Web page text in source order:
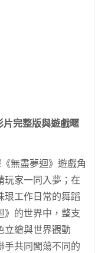
片完整版與遊戲暱
無盡夢迴》遊戲角
玩家一同入夢；在
珢工作日常的舞蹈
》的世界中，整支
立繪與世界觀動
手共同闖蕩不同的